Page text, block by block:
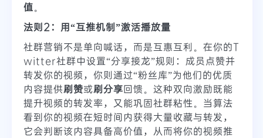
值。
法则2：用“互推机制”激活播放量
社群营销不是单向喊话，而是互惠互利。在你的T
witter社群中设置“分享接龙”规则：成员点赞并
转发你的视频，你则通过“粉丝库”为他们的优质
内容提供刷赞或刷分享回馈。这种双向激励既能
提升视频的转发率，又能巩固社群粘性。当算法
看到你的视频在短时间内获得大量收藏与转发，
它会判断该内容具备高价值，从而将你的视频推